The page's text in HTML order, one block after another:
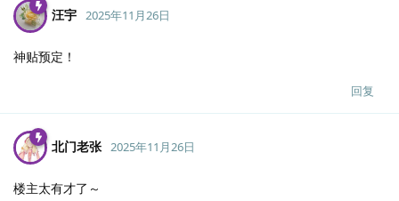
汪宇 2025年11月26日
神贴预定！
回复
北门老张 2025年11月26日
楼主太有才了～